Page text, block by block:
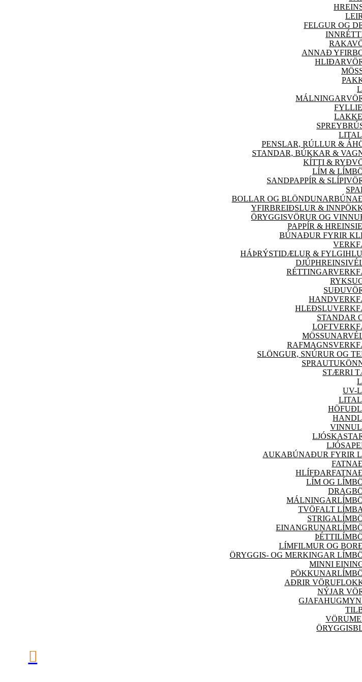
FELGUR OG
ANNAÐ
HLIÐAR
MÁLNINGAR
PENSLAR, RÚLLUR &
STANDAR, BÚKKAR &
KÍTTI &
LÍM &
SANDPAPPÍR & SLÍPI
BOLLAR OG
YFIRBREIÐSLUR &
ÖRYGGISVÖRUR OG
PAPPÍR &
BÚNAÐUR FYRIR
VERK
HÁÞRÝSTIDÆLUR &
RÉTTINGARVERK
SUÐU
HANDVERK
HLEÐSLUVERK
STANDAR
LOFTVERK
RAFMAGNSVERK
SLÖNGUR, SNÚRUR OG
STÆRRI
UV-
AUKABÚNAÐUR FYRIR
LÍM OG
TVÖFALT
LÍMFILMUR OG
ÖRYGGIS- OG MERKINGAR
MINNI
AÐRIR VÖRU
NÝJAR
